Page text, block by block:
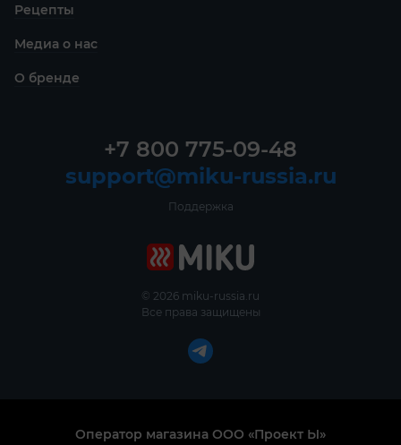
Рецепты
Медиа о нас
О бренде
© 2026 miku-russia.ru
Все права защищены
+7 800 775-09-48
support@miku-russia.ru
Поддержка
Оператор магазина ООО «Проект Ы»